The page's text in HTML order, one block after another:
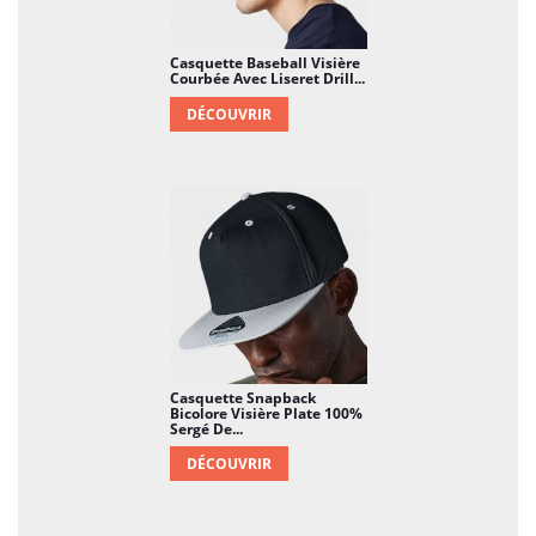
appropriée, idéale pour les journées
Ajustement Facile :Dotée d'une fermeture
ajustable à l'arrière, la casquette s'adapte
permet un ajustement personnalisé,
garantissant un port confortable pour chacun.
Polyvalence de Style :
La casquette 5 panel à
visière plate en similicuir Dain personnalisée
est polyvalente et peut être portée avec
diverses tenues. Qu'il s'agisse d'un look
décontracté, sportif ou urbain, cette casquette
ajoute une touche distinctive à votre style.
Emballage Soigné :Chaque casquette est
Casquette Baseball Visière
Courbée Avec Liseret Drill...
DÉCOUVRIR
Casquette Snapback
Bicolore Visière Plate 100%
Sergé De...
DÉCOUVRIR